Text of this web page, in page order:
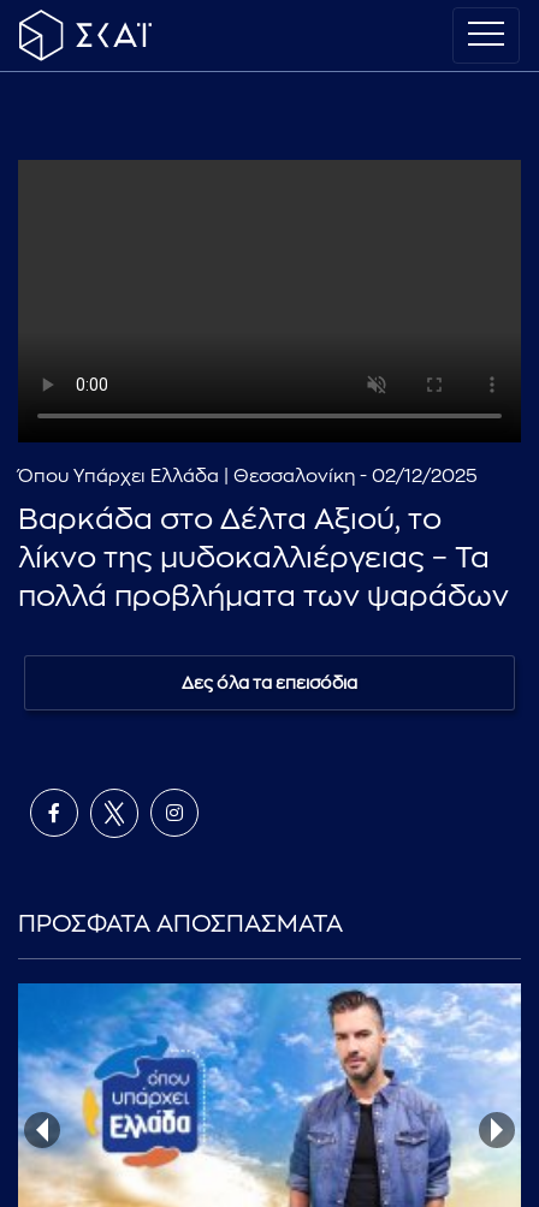
Όπου Υπάρχει Ελλάδα | Θεσσαλονίκη - 02/12/2025
Βαρκάδα στο Δέλτα Αξιού, το
λίκνο της μυδοκαλλιέργειας – Τα
πολλά προβλήματα των ψαράδων
Δες όλα τα επεισόδια
ΠΡΟΣΦΑΤΑ ΑΠΟΣΠΑΣΜΑΤΑ